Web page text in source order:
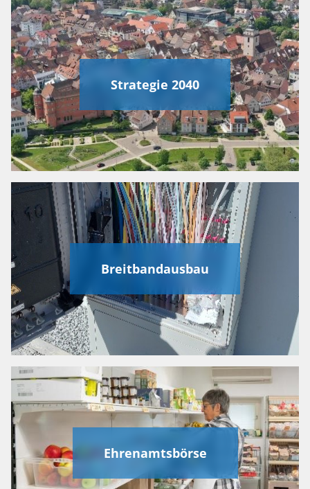
Strategie 2040
Breitbandausbau
Ehrenamtsbörse